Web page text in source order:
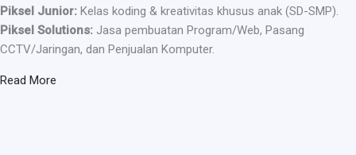
Piksel Junior: Kelas koding & kreativitas khusus anak (SD-SMP).
Piksel Solutions: Jasa pembuatan Program/Web, Pasang
CCTV/Jaringan, dan Penjualan Komputer.
Read More